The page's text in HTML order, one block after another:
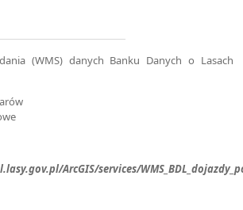
(WMS) danych Banku Danych o Lasach
ArcGIS/services/